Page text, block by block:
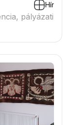
Hír
pályázati